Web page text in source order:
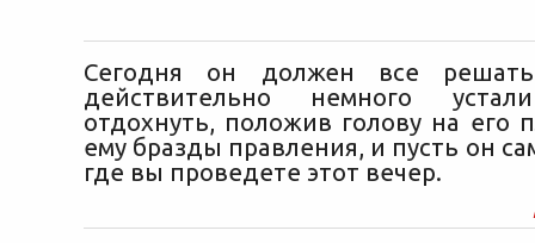
Сегодня он должен все
действительно немного
отдохнуть, положив голову на его
ему бразды правления, и пусть он
где вы проведете этот вечер.